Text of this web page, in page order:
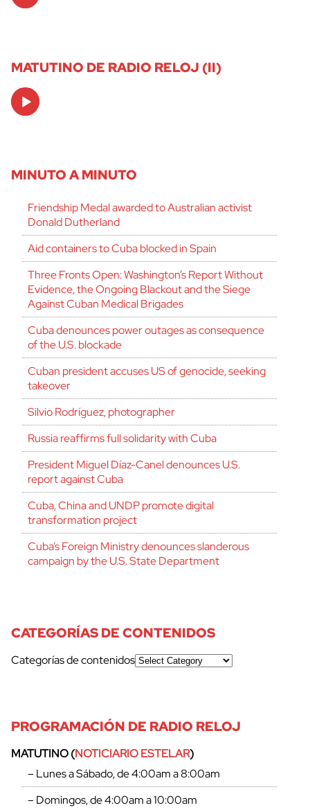
MATUTINO DE RADIO RELOJ (II)
Audio
Player
MINUTO A MINUTO
Friendship Medal awarded to Australian activist
Donald Dutherland
Aid containers to Cuba blocked in Spain
Three Fronts Open: Washington’s Report Without
Evidence, the Ongoing Blackout and the Siege
Against Cuban Medical Brigades
Cuba denounces power outages as consequence
of the U.S. blockade
Cuban president accuses US of genocide, seeking
takeover
Silvio Rodríguez, photographer
Russia reaffirms full solidarity with Cuba
President Miguel Díaz-Canel denounces U.S.
report against Cuba
Cuba, China and UNDP promote digital
transformation project
Cuba’s Foreign Ministry denounces slanderous
campaign by the U.S. State Department
CATEGORÍAS DE CONTENIDOS
Categorías de contenidos
PROGRAMACIÓN DE RADIO RELOJ
MATUTINO (NOTICIARIO ESTELAR)
– Lunes a Sábado, de 4:00am a 8:00am
– Domingos, de 4:00am a 10:00am